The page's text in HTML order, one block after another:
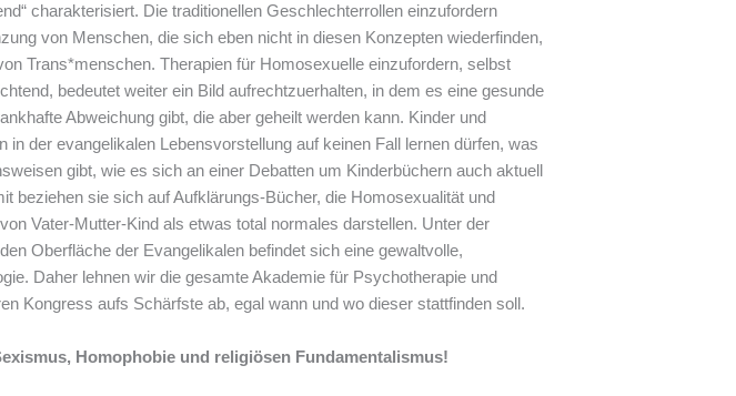
charakterisiert. Die traditionellen Geschlechterrollen einzufordern
von Menschen, die sich eben nicht in diesen Konzepten wiederfinden,
Trans*menschen. Therapien für Homosexuelle einzufordern, selbst
bedeutet weiter ein Bild aufrechtzuerhalten, in dem es eine gesunde
Abweichung gibt, die aber geheilt werden kann. Kinder und
in der evangelikalen Lebensvorstellung auf keinen Fall lernen dürfen, was
gibt, wie es sich an einer Debatten um Kinderbüchern auch aktuell
beziehen sie sich auf Aufklärungs-Bücher, die Homosexualität und
Vater-Mutter-Kind als etwas total normales darstellen. Unter der
Oberfläche der Evangelikalen befindet sich eine gewaltvolle,
Daher lehnen wir die gesamte Akademie für Psychotherapie und
Kongress aufs Schärfste ab, egal wann und wo dieser stattfinden soll.
Homophobie und religiösen Fundamentalismus!